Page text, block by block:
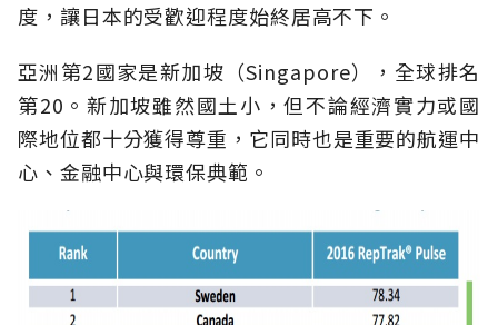
度，讓日本的受歡迎程度始終居高不下。
亞洲第2國家是新加坡（Singapore），全球排名
第20。新加坡雖然國土小，但不論經濟實力或國
際地位都十分獲得尊重，它同時也是重要的航運中
心、金融中心與環保典範。